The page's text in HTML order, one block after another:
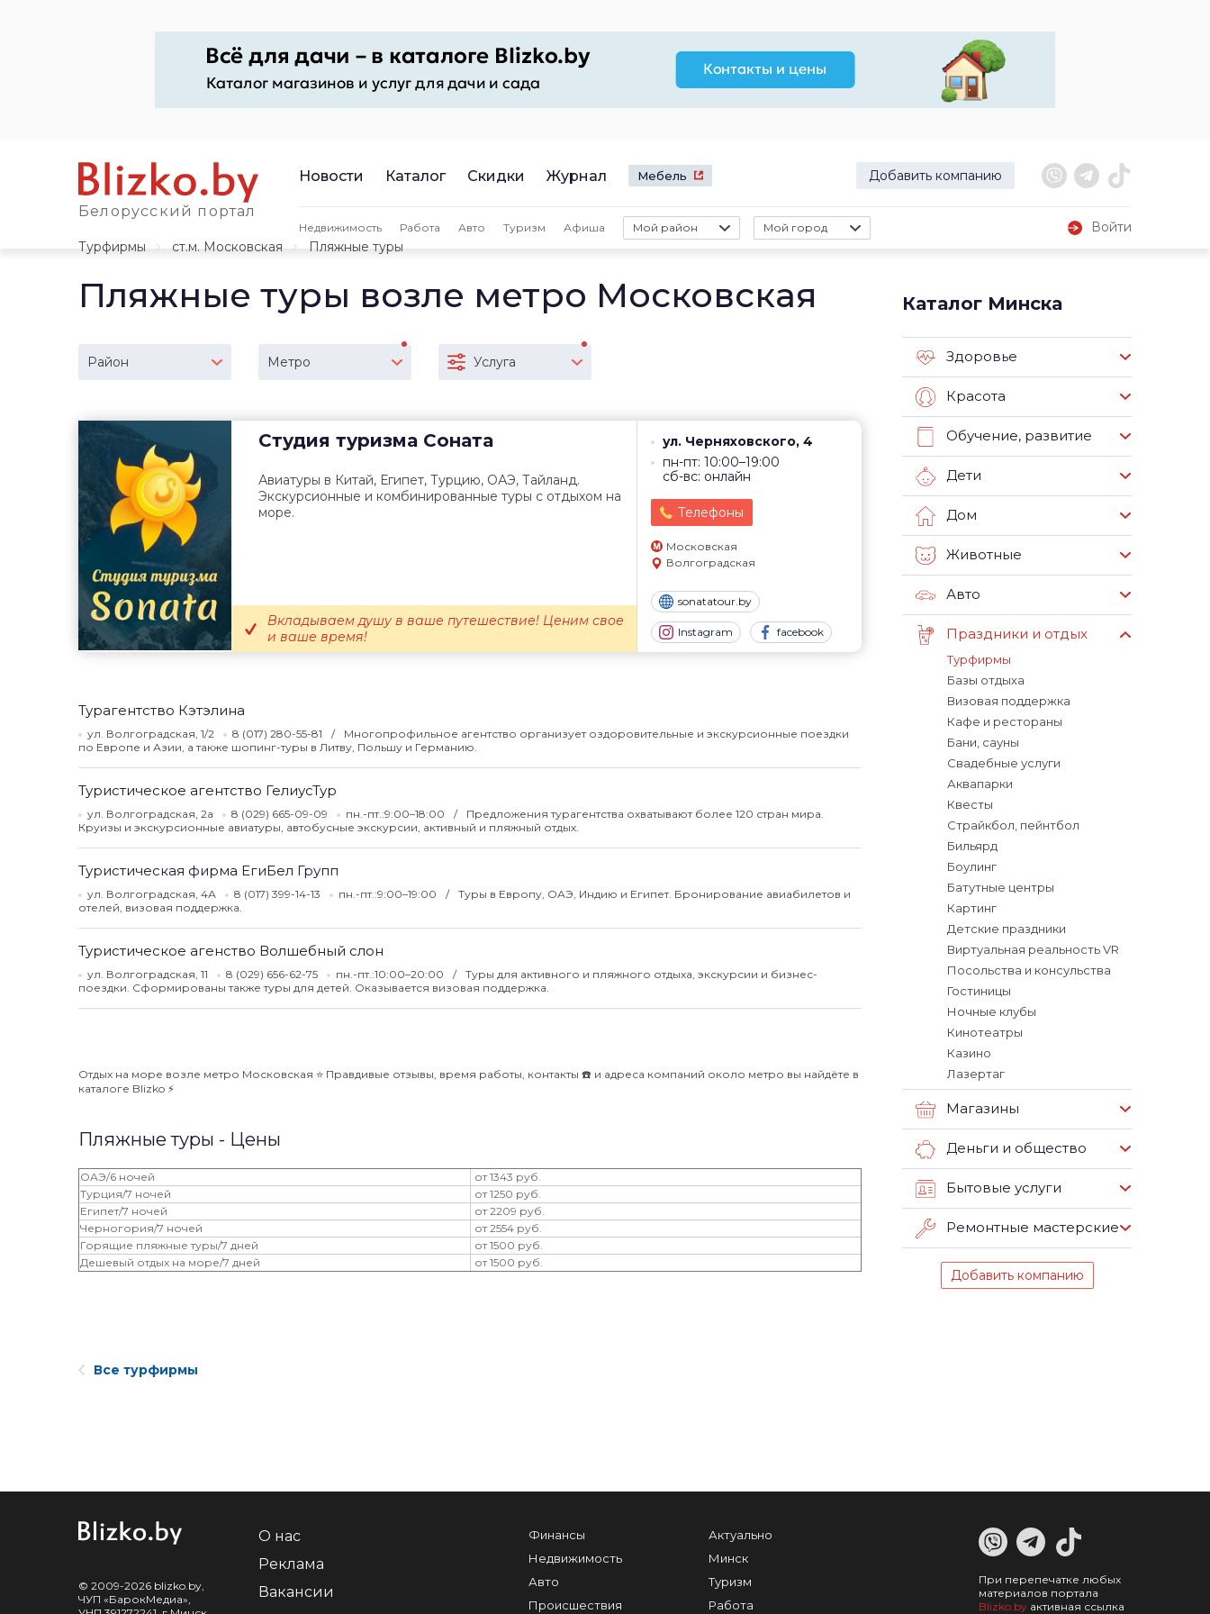
Белорусский портал
Новости Каталог Скидки Журнал Мебель Добавить компанию
Недвижимость Работа Авто Туризм Афиша Мой район Мой город
Войти
Турфирмы
ст.м. Московская Пляжные туры
Пляжные туры возле метро Московская
Район Метро Услуга
Cтудия туризма Соната
ул. Черняховского, 4
пн-пт: 10:00–19:00
сб-вс: онлайн
Телефоны
Московская
Волгоградская
sonatatour.by
Instagram facebook
Авиатуры в Китай, Египет, Турцию, ОАЭ, Тайланд.
Экскурсионные и комбинированные туры с отдыхом на
море.
Вкладываем душу в ваше путешествие! Ценим свое
и ваше время!
Турагентство Кэтэлина
ул. Волгоградская, 1/2 8 (017) 280-55-81
Многопрофильное агентство организует оздоровительные и экскурсионные поездки
по Европе и Азии, а также шопинг-туры в Литву, Польшу и Германию.
Туристическое агентство ГелиусТур
ул. Волгоградская, 2а 8 (029) 665-09-09 пн.-пт.:9:00–18:00
Предложения турагентства охватывают более 120 стран мира.
Круизы и экскурсионные авиатуры, автобусные экскурсии, активный и пляжный отдых.
Туристическая фирма ЕгиБел Групп
ул. Волгоградская, 4А 8 (017) 399-14-13 пн.-пт.:9:00–19:00
Туры в Европу, ОАЭ, Индию и Египет. Бронирование авиабилетов и
отелей, визовая поддержка.
Туристическое агенство Волшебный слон
ул. Волгоградская, 11 8 (029) 656-62-75 пн.-пт.:10:00–20:00
Туры для активного и пляжного отдыха, экскурсии и бизнес-
поездки. Сформированы также туры для детей. Оказывается визовая поддержка.
Отдых на море возле метро Московская ⭐️ Правдивые отзывы, время работы, контакты ☎️ и адреса компаний около метро вы найдёте в
каталоге Blizko ⚡️
Пляжные туры - Цены
ОАЭ/6 ночей
от 1343 руб.
Турция/7 ночей
от 1250 руб.
Египет/7 ночей
от 2209 руб.
Черногория/7 ночей
от 2554 руб.
Горящие пляжные туры/7 дней
от 1500 руб.
Дешевый отдых на море/7 дней
от 1500 руб.
Каталог Минска
Здоровье
Красота
Обучение, развитие
Дети
Дом
Животные
Авто
Праздники и отдых
Турфирмы
Базы отдыха
Визовая поддержка
Кафе и рестораны
Бани, сауны
Свадебные услуги
Аквапарки
Квесты
Страйкбол, пейнтбол
Бильярд
Боулинг
Батутные центры
Картинг
Детские праздники
Виртуальная реальность VR
Посольства и консульства
Гостиницы
Ночные клубы
Кинотеатры
Казино
Лазертаг
Магазины
Деньги и общество
Бытовые услуги
Ремонтные мастерские
Добавить компанию
Все турфирмы
© 2009-2026 blizko.by,
ЧУП «БарокМедиа»,
О нас
Реклама
Вакансии
Финансы
Недвижимость
Авто
Происшествия
Актуально
Минск
Туризм
Работа
При перепечатке любых
материалов портала
Blizko.by активная ссылка